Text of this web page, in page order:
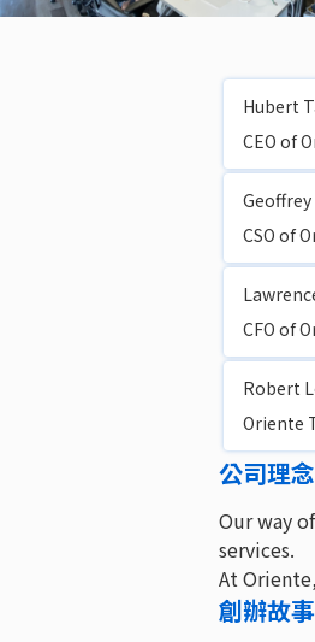
Hubert
CEO of
CSO of
CFO of
Robert
Oriente
公司理念
Our way
services.
At
創辦故事